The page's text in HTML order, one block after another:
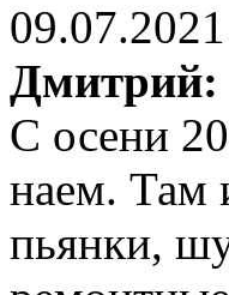
Дмитрий:
С осени
наем. Там
пьянки,